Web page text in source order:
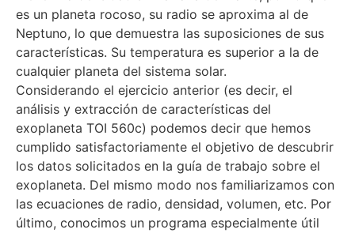
es un planeta rocoso, su radio se aproxima al de
Neptuno, lo que demuestra las suposiciones de sus
características. Su temperatura es superior a la de
cualquier planeta del sistema solar.
Considerando el ejercicio anterior (es decir, el
análisis y extracción de características del
exoplaneta TOI 560c) podemos decir que hemos
cumplido satisfactoriamente el objetivo de descubrir
los datos solicitados en la guía de trabajo sobre el
exoplaneta. Del mismo modo nos familiarizamos con
las ecuaciones de radio, densidad, volumen, etc. Por
último, conocimos un programa especialmente útil